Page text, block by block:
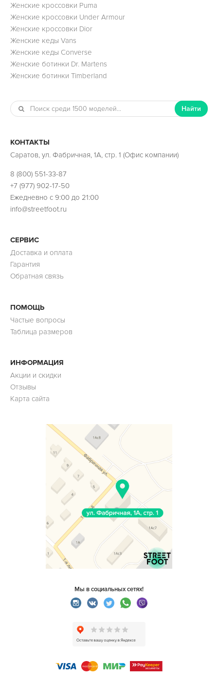
Женские кроссовки Puma
Женские кроссовки Under Armour
Женские кроссовки Dior
Женские кеды Vans
Женские кеды Converse
Женские ботинки Dr. Martens
Женские ботинки Timberland
Найти
КОНТАКТЫ
Саратов, ул. Фабричная, 1А, стр. 1 (Офис компании)
8 (800) 551-33-87
+7 (977) 902-17-50
Ежедневно с 9:00 до 21:00
info@streetfoot.ru
СЕРВИС
Доставка и оплата
Гарантия
Обратная связь
ПОМОЩЬ
Частые вопросы
Таблица размеров
ИНФОРМАЦИЯ
Акции и скидки
Отзывы
Карта сайта
Мы в социальных сетях!